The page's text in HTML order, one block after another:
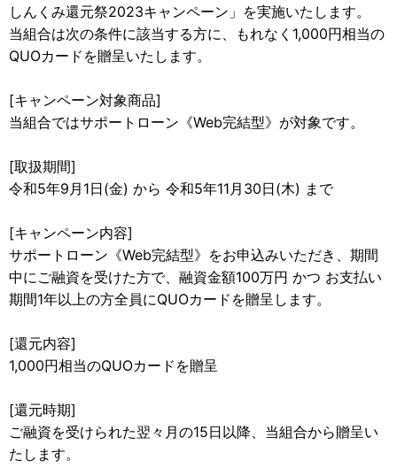
しんくみ還元祭2023キャンペーン」を実施いたします。
当組合は次の条件に該当する方に、もれなく1,000円相当の
QUOカードを贈呈いたします。
[キャンペーン対象商品]
当組合ではサポートローン《Web完結型》が対象です。
[取扱期間]
令和5年9月1日(金) から 令和5年11月30日(木) まで
[キャンペーン内容]
サポートローン《Web完結型》をお申込みいただき、期間
中にご融資を受けた方で、融資金額100万円 かつ お支払い
期間1年以上の方全員にQUOカードを贈呈します。
[還元内容]
1,000円相当のQUOカードを贈呈
[還元時期]
ご融資を受けられた翌々月の15日以降、当組合から贈呈い
たします。